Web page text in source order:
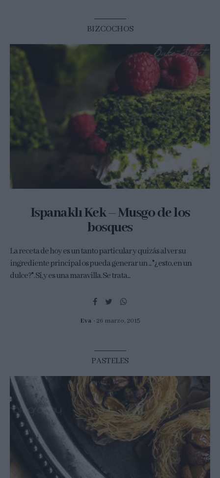
BIZCOCHOS
Ispanaklı Kek – Musgo de los
bosques
La receta de hoy es un tanto particular y quizás al ver su
ingrediente principal os pueda generar un ... "¿esto, en un
dulce?". Sí, y es una maravilla. Se trata...
Eva 26 marzo, 2015
PASTELES